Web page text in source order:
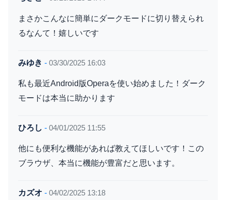
まさかこんなに簡単にダークモードに切り替えられ
るなんて！嬉しいです
みゆき - 03/30/2025 16:03
私も最近Android版Operaを使い始めました！ダーク
モードは本当に助かります
ひろし - 04/01/2025 11:55
他にも便利な機能があれば教えてほしいです！この
ブラウザ、本当に機能が豊富だと思います。
カズオ - 04/02/2025 13:18